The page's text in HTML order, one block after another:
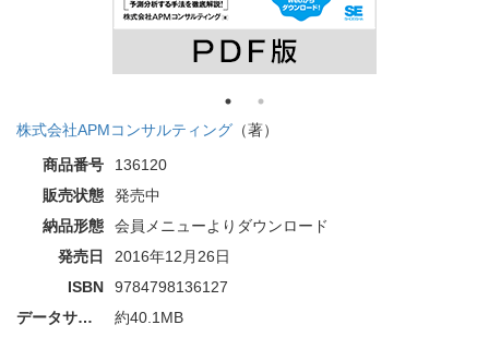
株式会社APMコンサルティング （著）
商品番号
136120
販売状態
発売中
納品形態
会員メニューよりダウンロード
発売日
2016年12月26日
ISBN
9784798136127
データサイズ
約40.1MB